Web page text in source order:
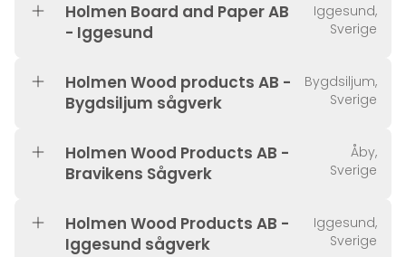
Holmen Board and Paper AB
- Iggesund
Iggesund,
Sverige
Holmen Wood products AB -
Bygdsiljum sågverk
Bygdsiljum,
Sverige
Holmen Wood Products AB -
Bravikens Sågverk
Åby,
Sverige
Holmen Wood Products AB -
Iggesund sågverk
Iggesund,
Sverige